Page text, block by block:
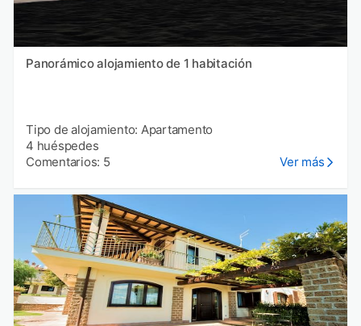
Panorámico alojamiento de 1 habitación
Tipo de alojamiento: Apartamento
4 huéspedes
Comentarios: 5
Ver más